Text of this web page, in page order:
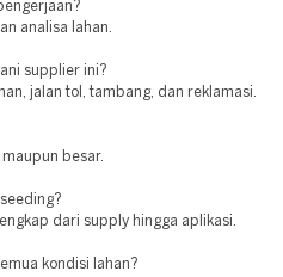
analisa lahan.
supplier ini?
jalan tol, tambang, dan reklamasi.
besar.
dari supply hingga aplikasi.
kondisi lahan?